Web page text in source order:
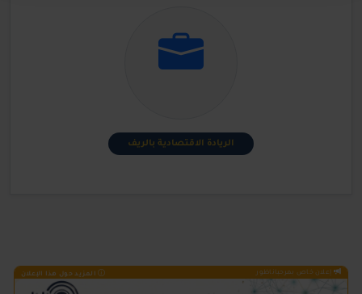
الريادة الاقتصادية بالريف
إعلان خاص بمرحباناظور المزيد حول هذا الإعلان